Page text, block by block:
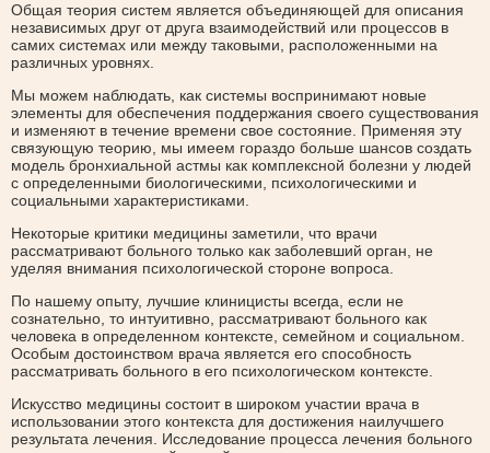
Общая теория систем является объединяющей для описания
независимых друг от друга взаимодействий или процессов в
самих системах или между таковыми, расположенными на
различных уровнях.
Мы можем наблюдать, как системы воспринимают новые
элементы для обеспечения поддержания своего существования
и изменяют в течение времени свое состояние. Применяя эту
связующую теорию, мы имеем гораздо больше шансов создать
модель бронхиальной астмы как комплексной болезни у людей
с определенными биологическими, психологическими и
социальными характеристиками.
Некоторые критики медицины заметили, что врачи
рассматривают больного только как заболевший орган, не
уделяя внимания психологической стороне вопроса.
По нашему опыту, лучшие клиницисты всегда, если не
сознательно, то интуитивно, рассматривают больного как
человека в определенном контексте, семейном и социальном.
Особым достоинством врача является его способность
рассматривать больного в его психологическом контексте.
Искусство медицины состоит в широком участии врача в
использовании этого контекста для достижения наилучшего
результата лечения. Исследование процесса лечения больного